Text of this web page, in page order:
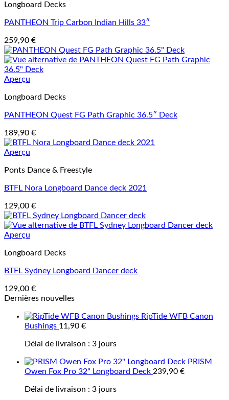
Longboard Decks
PANTHEON Trip Carbon Indian Hills 33″
259,90 €
Aperçu
Longboard Decks
PANTHEON Quest FG Path Graphic 36.5″ Deck
189,90 €
Aperçu
Ponts Dance & Freestyle
BTFL Nora Longboard Dance deck 2021
129,00 €
Aperçu
Longboard Decks
BTFL Sydney Longboard Dancer deck
129,00 €
Dernières nouvelles
RipTide WFB Canon
Bushings 11,90 €
Délai de livraison : 3 jours
PRISM
Owen Fox Pro 32" Longboard Deck 239,90 €
Délai de livraison : 3 jours